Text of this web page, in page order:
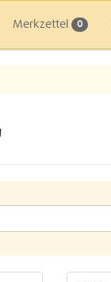
Merkzettel 0